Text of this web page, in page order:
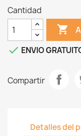
Cantidad

 ENVIO
Compartir
Detalles del